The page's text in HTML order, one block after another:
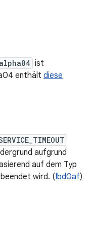
ist
enthält diese
aufgrund
auf dem Typ
wird. (Ibd0af)